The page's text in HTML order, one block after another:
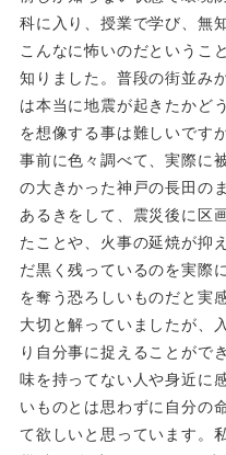
科に入り、授業で学び、無
こんなに怖いのだというこ
知りました。普段の街並み
は本当に地震が起きたかど
を想像する事は難しいですが
事前に色々調べて、実際に
の大きかった神戸の長田の
あるきをして、震災後に区
たことや、火事の延焼が抑
だ黒く残っているのを実際
を奪う恐ろしいものだと実
大切と解っていましたが、
り自分事に捉えることがで
味を持ってない人や身近に
いものとは思わずに自分の
て欲しいと思っています。